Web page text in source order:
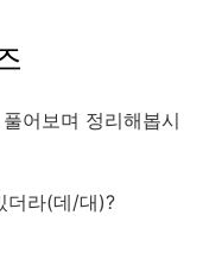
어보며 정리해봅시
더라(데/대)?